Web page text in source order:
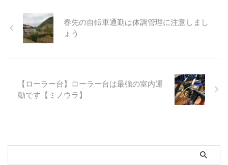
春先の自転車通勤は体調管理に注意しまし
ょう
【ローラー台】ローラー台は最強の室内運
動です【ミノウラ】